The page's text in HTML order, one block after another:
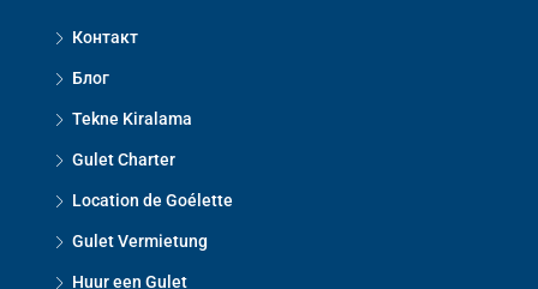
Контакт
Блог
Tekne Kiralama
Gulet Charter
Location de Goélette
Gulet Vermietung
Huur een Gulet